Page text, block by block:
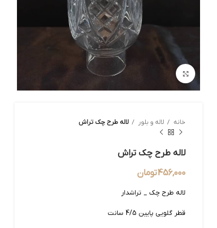
خانه لاله و بلور لاله طرح چک تراش
لاله طرح چک تراش
456,000تومان
لاله طرح چک _ تراشدار
قطر گلویی پایین 4/5 سانت